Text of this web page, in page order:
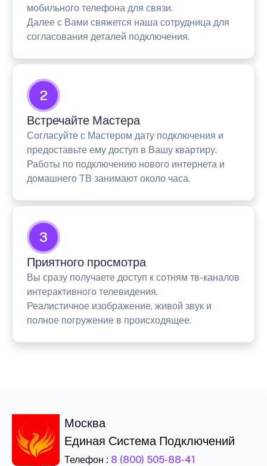
мобильного телефона для связи.
Далее с Вами свяжется наша сотрудница для
согласования деталей подключения.
2
Встречайте Мастера
Согласуйте с Мастером дату подключения и
предоставьте ему доступ в Вашу квартиру.
Работы по подключению нового интернета и
домашнего ТВ занимают около часа.
3
Приятного просмотра
Вы сразу получаете доступ к сотням тв-каналов
интерактивного телевидения.
Реалистичное изображение, живой звук и
полное погружение в происходящее.
Москва
Единая Система Подключений
Телефон : 8 (800) 505-88-41